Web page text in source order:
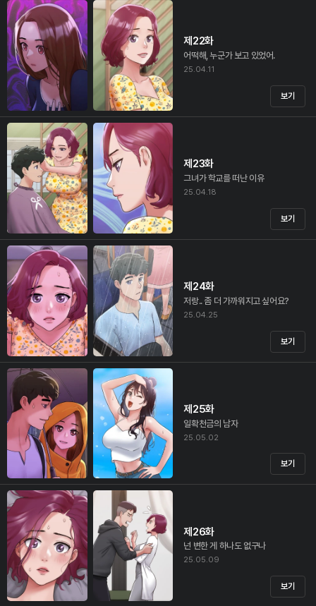
제22화
어떡해, 누군가 보고 있었어.
25.04.11
보기
제23화
그녀가 학교를 떠난 이유
25.04.18
보기
제24화
저랑.. 좀 더 가까워지고 싶어요?
25.04.25
보기
제25화
일확천금의 남자
25.05.02
보기
제26화
넌 변한 게 하나도 없구나
25.05.09
보기